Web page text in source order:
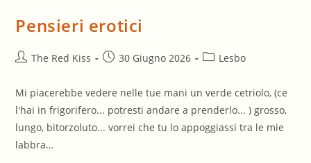
Pensieri erotici
AutoreThe Red Kiss
Articolo30 Giugno 2026
Categoria
Lesbo
Mi piacerebbe vedere nelle tue mani un verde cetriolo, (ce
l'hai in frigorifero... potresti andare a prenderlo... ) grosso,
lungo, bitorzoluto... vorrei che tu lo appoggiassi tra le mie
labbra…